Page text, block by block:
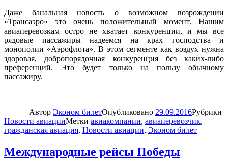
Даже банальная новость о возможном возрождении
«Трансаэро» это очень положительный момент. Нашим
авиаперевозкам остро не хватает конкуренции, и мы все
рядовые пассажиры надеемся на крах господства и
монополии «Аэрофлота». В этом сегменте как воздух нужна
здоровая, добропорядочная конкуренция без каких-либо
преференций. Это будет только на пользу обычному
пассажиру.
Автор Эконом билетОпубликовано 29.09.2016Рубрики
Новости авиацииМетки авиакомпании, авиаперевозчик,
гражданская авиация, Новости авиации, Эконом билет
Международные рейсы Победы